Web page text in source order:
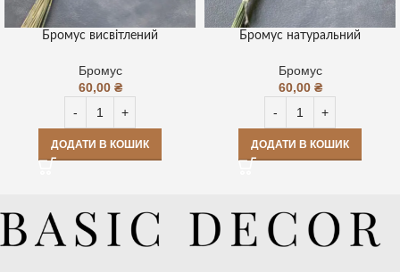
Бромус висвітлений
Бромус
60,00 ₴
ДОДАТИ В КОШИК
Бромус натуральний
Бромус
60,00 ₴
ДОДАТИ В КОШИК